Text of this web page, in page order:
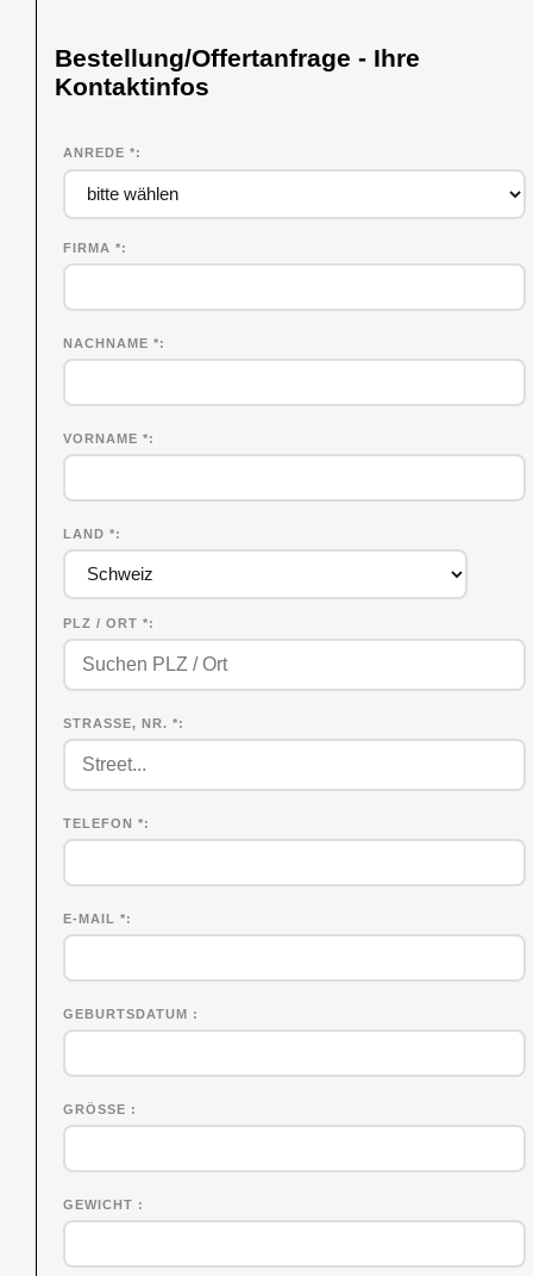
Bestellung/Offertanfrage - Ihre
Kontaktinfos
ANREDE *
FIRMA *
NACHNAME *
VORNAME *
LAND *
PLZ / ORT *
STRASSE, NR. *
TELEFON *
E-MAIL *
GEBURTSDATUM
GRÖSSE
GEWICHT